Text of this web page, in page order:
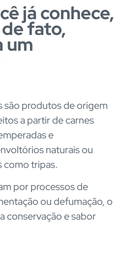
já conhece,
fato,
um
produtos de origem
a partir de carnes
e
naturais ou
como tripas.
por processos de
ou defumação, o
conservação e sabor